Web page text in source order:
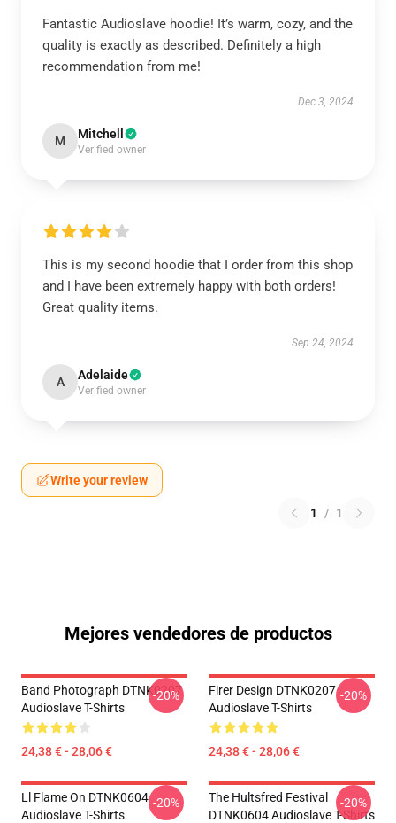
Fantastic Audioslave hoodie! It’s warm, cozy, and the
quality is exactly as described. Definitely a high
recommendation from me!
Dec 3, 2024
M Mitchell
Verified owner
This is my second hoodie that I order from this shop
and I have been extremely happy with both orders!
Great quality items.
Sep 24, 2024
A Adelaide
Verified owner
Write your review
1 / 1
Mejores vendedores de productos
Band Photograph DTNK0207
Audioslave T-Shirts
24,38 € - 28,06 €
-20%
Firer Design DTNK0207
Audioslave T-Shirts
24,38 € - 28,06 €
-20%
Ll Flame On DTNK0604
Audioslave T-Shirts
-20%
The Hultsfred Festival
DTNK0604 Audioslave T-Shirts
-20%